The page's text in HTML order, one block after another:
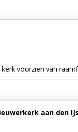
voorzien van
aan den